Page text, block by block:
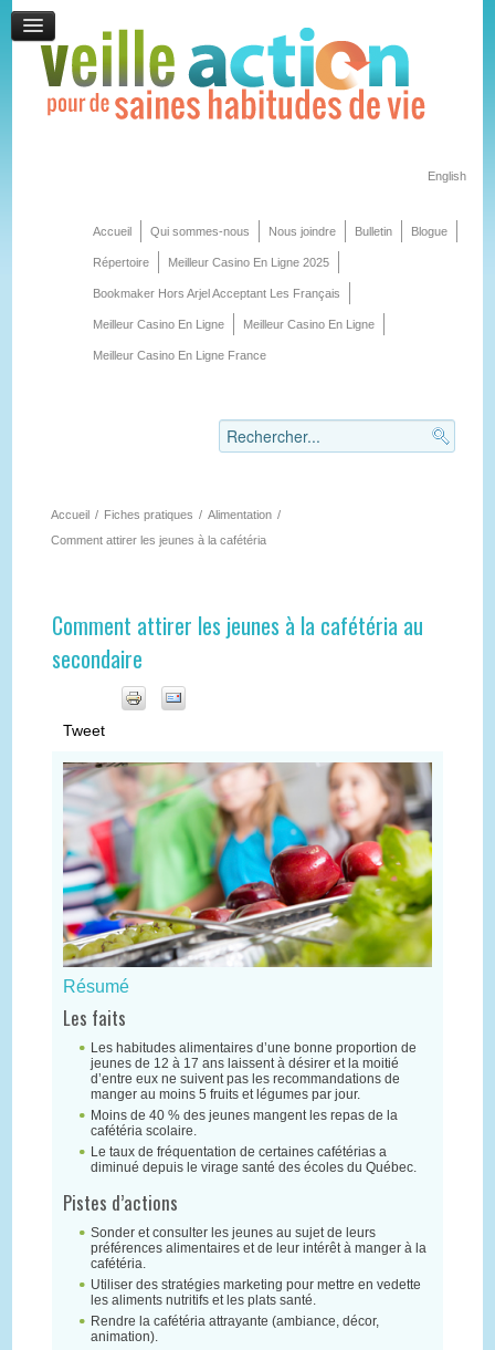
English
Accueil Qui sommes-nous Nous joindre Bulletin Blogue
Répertoire Meilleur Casino En Ligne 2025
Bookmaker Hors Arjel Acceptant Les Français
Meilleur Casino En Ligne Meilleur Casino En Ligne
Meilleur Casino En Ligne France
Accueil / Fiches pratiques / Alimentation /
Comment attirer les jeunes à la cafétéria
Comment attirer les jeunes à la cafétéria au
secondaire
Tweet
Résumé
Les faits
Les habitudes alimentaires d’une bonne proportion de
jeunes de 12 à 17 ans laissent à désirer et la moitié
d’entre eux ne suivent pas les recommandations de
manger au moins 5 fruits et légumes par jour.
Moins de 40 % des jeunes mangent les repas de la
cafétéria scolaire.
Le taux de fréquentation de certaines cafétérias a
diminué depuis le virage santé des écoles du Québec.
Pistes d’actions
Sonder et consulter les jeunes au sujet de leurs
préférences alimentaires et de leur intérêt à manger à la
cafétéria.
Utiliser des stratégies marketing pour mettre en vedette
les aliments nutritifs et les plats santé.
Rendre la cafétéria attrayante (ambiance, décor,
animation).